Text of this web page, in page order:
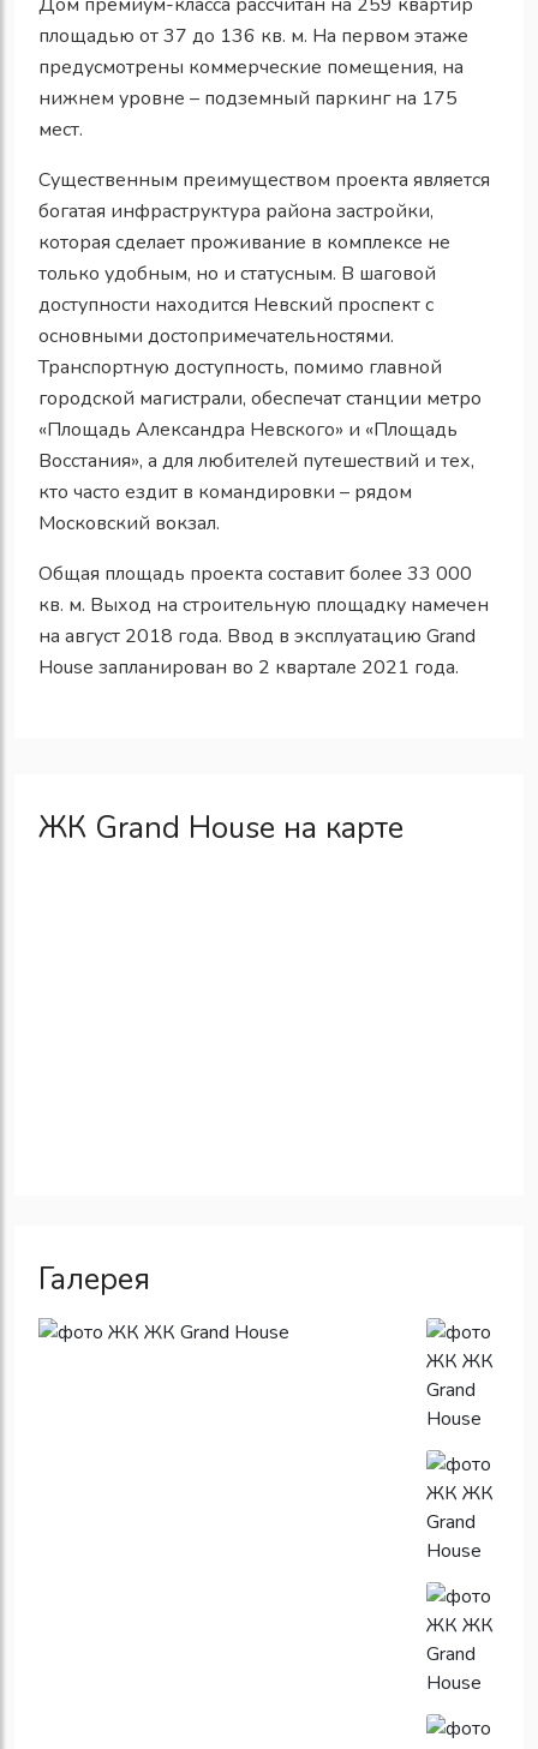
площадью от 37 до 136 кв. м. На первом этаже
предусмотрены коммерческие помещения, на
нижнем уровне – подземный паркинг на 175
мест.
Существенным преимуществом проекта является
богатая инфраструктура района застройки,
которая сделает проживание в комплексе не
только удобным, но и статусным. В шаговой
доступности находится Невский проспект с
основными достопримечательностями.
Транспортную доступность, помимо главной
городской магистрали, обеспечат станции метро
«Площадь Александра Невского» и «Площадь
Восстания», а для любителей путешествий и тех,
кто часто ездит в командировки – рядом
Московский вокзал.
Общая площадь проекта составит более 33 000
кв. м. Выход на строительную площадку намечен
на август 2018 года. Ввод в эксплуатацию Grand
House запланирован во 2 квартале 2021 года.
ЖК Grand House на карте
Галерея